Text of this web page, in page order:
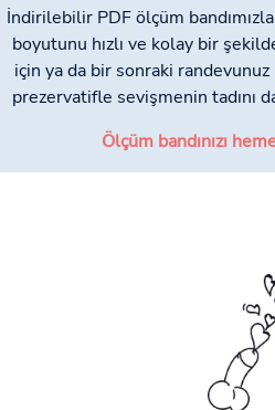
İndirilebilir PDF ölçüm
boyutunu hızlı ve kolay bir
için ya da bir sonraki
prezervatifle sevişmenin tadını
Ölçüm bandınızı